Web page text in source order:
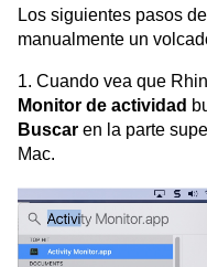
Los siguientes pasos
manualmente un
1. Cuando vea que
Monitor de actividad
Buscar en la parte
Mac.